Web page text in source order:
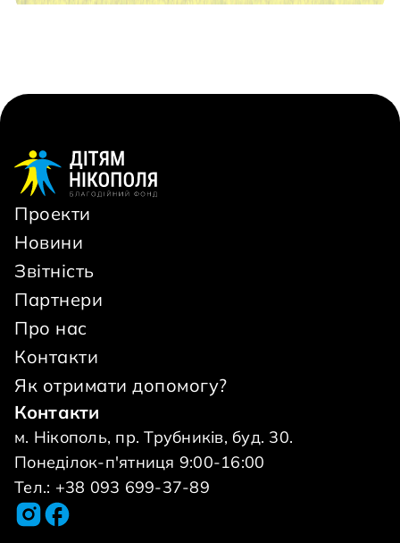
Проекти
Новини
Звітність
Партнери
Про нас
Контакти
Як отримати допомогу?
Контакти
м. Нікополь, пр. Трубників, буд. 30.
Понеділок-п'ятниця 9:00-16:00
Тел.: +38 093 699-37-89